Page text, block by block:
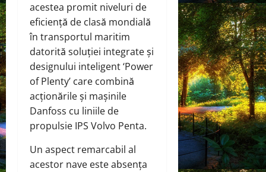
acestea promit niveluri de
eficiență de clasă mondială
în transportul maritim
datorită soluției integrate și
designului inteligent ‘Power
of Plenty’ care combină
acționările și mașinile
Danfoss cu liniile de
propulsie IPS Volvo Penta.
Un aspect remarcabil al
acestor nave este absența